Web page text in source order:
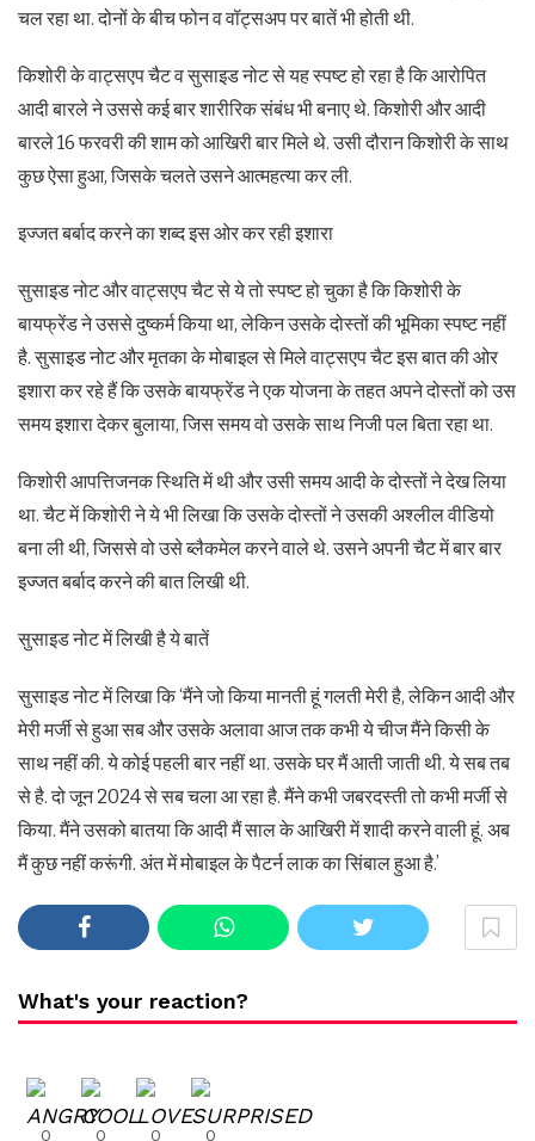
चल रहा था. दोनों के बीच फोन व वॉट्सअप पर बातें भी होती थी.
किशोरी के वाट्सएप चैट व सुसाइड नोट से यह स्पष्ट हो रहा है कि आरोपित
आदी बारले ने उससे कई बार शारीरिक संबंध भी बनाए थे. किशोरी और आदी
बारले 16 फरवरी की शाम को आखिरी बार मिले थे. उसी दौरान किशोरी के साथ
कुछ ऐसा हुआ, जिसके चलते उसने आत्महत्या कर ली.
इज्जत बर्बाद करने का शब्द इस ओर कर रही इशारा
सुसाइड नोट और वाट्सएप चैट से ये तो स्पष्ट हो चुका है कि किशोरी के
बायफ्रेंड ने उससे दुष्कर्म किया था, लेकिन उसके दोस्तों की भूमिका स्पष्ट नहीं
है. सुसाइड नोट और मृतका के मोबाइल से मिले वाट्सएप चैट इस बात की ओर
इशारा कर रहे हैं कि उसके बायफ्रेंड ने एक योजना के तहत अपने दोस्तों को उस
समय इशारा देकर बुलाया, जिस समय वो उसके साथ निजी पल बिता रहा था.
किशोरी आपत्तिजनक स्थिति में थी और उसी समय आदी के दोस्तों ने देख लिया
था. चैट में किशोरी ने ये भी लिखा कि उसके दोस्तों ने उसकी अश्लील वीडियो
बना ली थी, जिससे वो उसे ब्लैकमेल करने वाले थे. उसने अपनी चैट में बार बार
इज्जत बर्बाद करने की बात लिखी थी.
सुसाइड नोट में लिखी है ये बातें
सुसाइड नोट में लिखा कि ‘मैंने जो किया मानती हूं गलती मेरी है, लेकिन आदी और
मेरी मर्जी से हुआ सब और उसके अलावा आज तक कभी ये चीज मैंने किसी के
साथ नहीं की. ये कोई पहली बार नहीं था. उसके घर मैं आती जाती थी. ये सब तब
से है. दो जून 2024 से सब चला आ रहा है. मैंने कभी जबरदस्ती तो कभी मर्जी से
किया. मैंने उसको बातया कि आदी मैं साल के आखिरी में शादी करने वाली हूं. अब
मैं कुछ नहीं करूंगी. अंत में मोबाइल के पैटर्न लाक का सिंबाल हुआ है.’
What's your reaction?
0 0 0 0